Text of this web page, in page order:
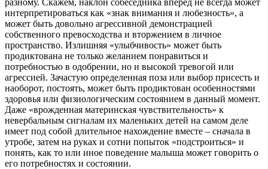
интерпретироваться как «знак внимания и любезность», а
может быть довольно агрессивной демонстрацией
собственного превосходства и вторжением в личное
пространство. Излишняя «улыбчивость» может быть
продиктована не только желанием понравиться и
потребностью в одобрении, но и высокой тревогой или
агрессией. Зачастую определенная поза или выбор присесть и
наоборот, постоять, может быть продиктован особенностями
здоровья или физиологическим состоянием в данный момент.
Даже «врожденная материнская чувствительность» к
невербальным сигналам их маленьких детей на самом деле
имеет под собой длительное нахождение вместе – сначала в
утробе, затем на руках и сотни попыток «подстроиться» и
понять, как то или иное поведение малыша может говорить о
его потребностях и состоянии.